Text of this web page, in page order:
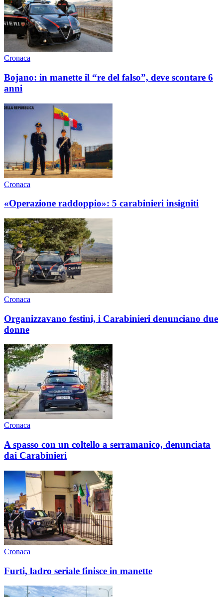
Cronaca
Bojano: in manette il “re del falso”, deve scontare 6
anni
Cronaca
«Operazione raddoppio»: 5 carabinieri insigniti
Cronaca
Organizzavano festini, i Carabinieri denunciano due
donne
Cronaca
A spasso con un coltello a serramanico, denunciata
dai Carabinieri
Cronaca
Furti, ladro seriale finisce in manette